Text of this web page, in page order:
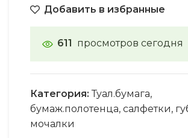
Добавить в избранные
611 просмотров сегодня
Категория: Туал.бумага,
бумаж.полотенца, салфетки,
мочалки